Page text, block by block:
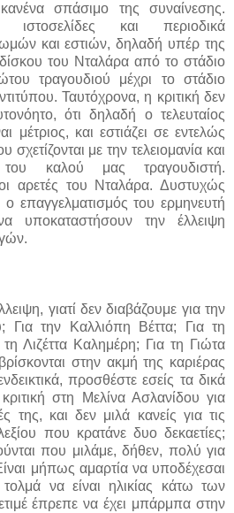
σπάσιμο της συναίνεσης.
ιστοσελίδες και περιοδικά
και εστιών, δηλαδή υπέρ της
του Νταλάρα από το στάδιο
τραγουδιού μέχρι το στάδιο
Ταυτόχρονα, η κριτική δεν
ότι δηλαδή ο τελευταίος
μέτριος, και εστιάζει σε εντελώς
με την τελειομανία και
του καλού μας τραγουδιστή.
αρετές του Νταλάρα. Δυστυχώς
ο επαγγελματισμός του ερμηνευτή
υποκαταστήσουν την έλλειψη
γιατί δεν διαβάζουμε για την
Για την Καλλιόπη Βέττα; Για τη
Λιζέττα Καλημέρη; Για τη Γιώτα
στην ακμή της καριέρας
προσθέστε εσείς τα δικά
στη Μελίνα Ασλανίδου για
της, και δεν μιλά κανείς για τις
που κρατάνε δυο δεκαετίες;
που μιλάμε, δήθεν, πολύ για
μήπως αμαρτία να υποδέχεσαι
να είναι ηλικίας κάτω των
έπρεπε να έχει μπάρμπα στην